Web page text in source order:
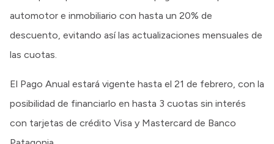
automotor e inmobiliario con hasta un 20% de
descuento, evitando así las actualizaciones mensuales de
las cuotas.
El Pago Anual estará vigente hasta el 21 de febrero, con la
posibilidad de financiarlo en hasta 3 cuotas sin interés
con tarjetas de crédito Visa y Mastercard de Banco